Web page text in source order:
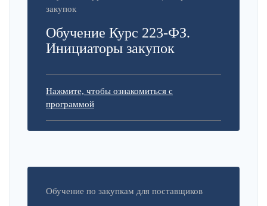
закупок
Обучение Курс 223-ФЗ.
Инициаторы закупок
Нажмите, чтобы ознакомиться с
программой
Обучение по закупкам для поставщиков